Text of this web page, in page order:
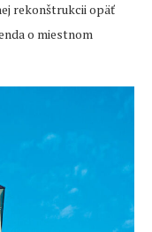
rekonštrukcii opäť
o miestnom